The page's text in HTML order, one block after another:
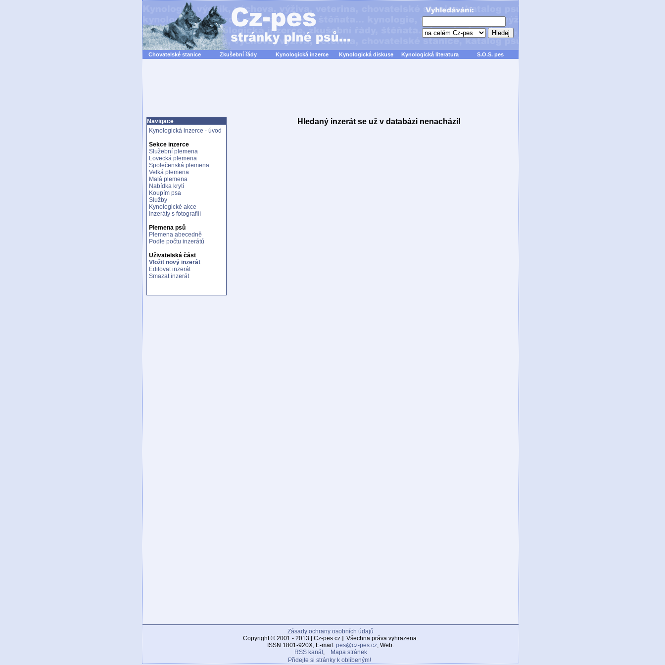
Chovatelské stanice Zkušební řády Kynologická inzerce Kynologická diskuse Kynologická literatura S.O.S. pes
Navigace
Kynologická inzerce - úvod
Sekce inzerce
Služební plemena
Lovecká plemena
Společenská plemena
Velká plemena
Malá plemena
Nabídka krytí
Koupím psa
Služby
Kynologické akce
Inzeráty s fotografiíí
Plemena psů
Plemena abecedně
Podle počtu inzerátů
Uživatelská část
Vložit nový inzerát
Editovat inzerát
Smazat inzerát
Hledaný inzerát se už v databázi nenachází!
Zásady ochrany osobních údajů
Copyright © 2001 - 2013 [ Cz-pes.cz ]. Všechna práva vyhrazena.
ISSN 1801-920X, E-mail: pes@cz-pes.cz, Web:
RSS kanál ,
Mapa stránek
Přidejte si stránky k oblíbeným!